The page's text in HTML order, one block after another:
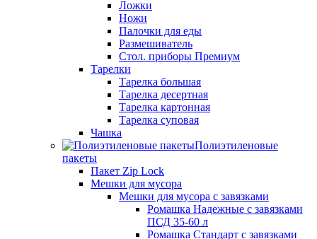
Ложки
Ножи
Палочки для еды
Размешиватель
Стол. приборы Премиум
Тарелки
Тарелка большая
Тарелка десертная
Тарелка картонная
Тарелка суповая
Чашка
Полиэтиленовые
пакеты
Пакет Zip Lock
Мешки для мусора
Мешки для мусора с завязками
Ромашка Надежные с завязками
ПСД 35-60 л
Ромашка Стандарт с завязками